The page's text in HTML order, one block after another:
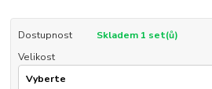
Dostupnost
Skladem 1 set(ů)
Velikost